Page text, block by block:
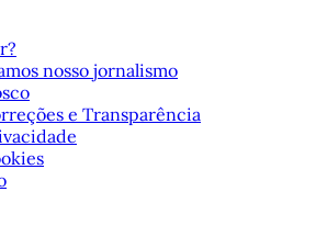
nosso jornalismo
e Transparência